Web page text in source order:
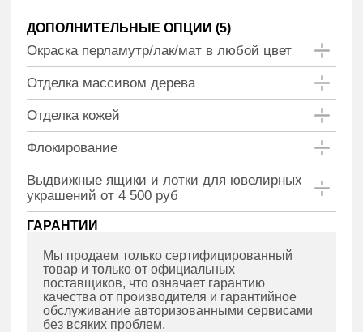
ДОПОЛНИТЕЛЬНЫЕ ОПЦИИ (5)
Окраска перламутр/лак/мат в любой цвет
Отделка массивом дерева
Отделка кожей
Флокирование
Выдвижные ящики и лотки для ювелирных
украшений от 4 500 руб
ГАРАНТИИ
Мы продаем только сертифицированный
товар и только от официальных
поставщиков, что означает гарантию
качества от производителя и гарантийное
обслуживание авторизованными сервисами
без всяких проблем.